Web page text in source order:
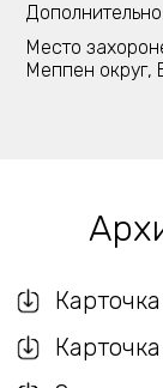
Дополнительно:
Место
Меппен округ,